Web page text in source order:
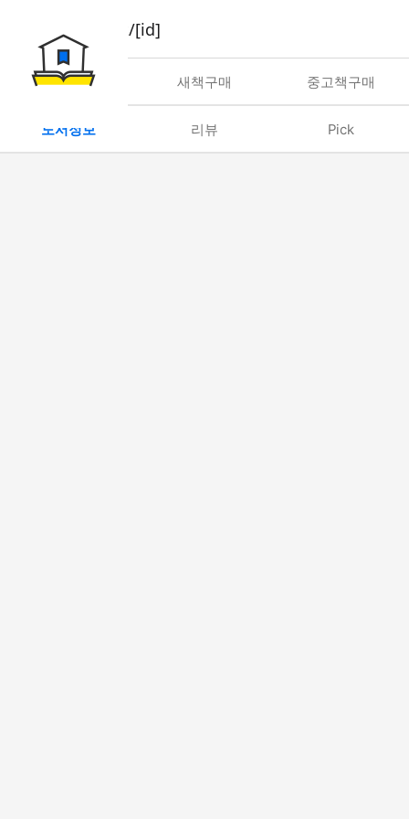
book/rent/[id]
대여 새책구매 중고책구매
도서정보 리뷰 Pick